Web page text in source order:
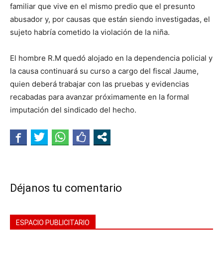
familiar que vive en el mismo predio que el presunto
abusador y, por causas que están siendo investigadas, el
sujeto habría cometido la violación de la niña.
El hombre R.M quedó alojado en la dependencia policial y
la causa continuará su curso a cargo del fiscal Jaume,
quien deberá trabajar con las pruebas y evidencias
recabadas para avanzar próximamente en la formal
imputación del sindicado del hecho.
Déjanos tu comentario
ESPACIO PUBLICITARIO